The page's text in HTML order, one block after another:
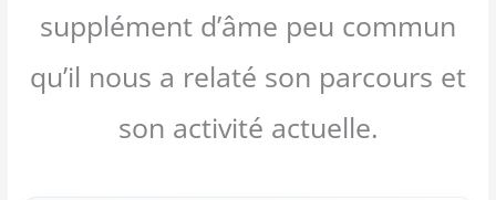
supplément d’âme peu commun
qu’il nous a relaté son parcours et
son activité actuelle.